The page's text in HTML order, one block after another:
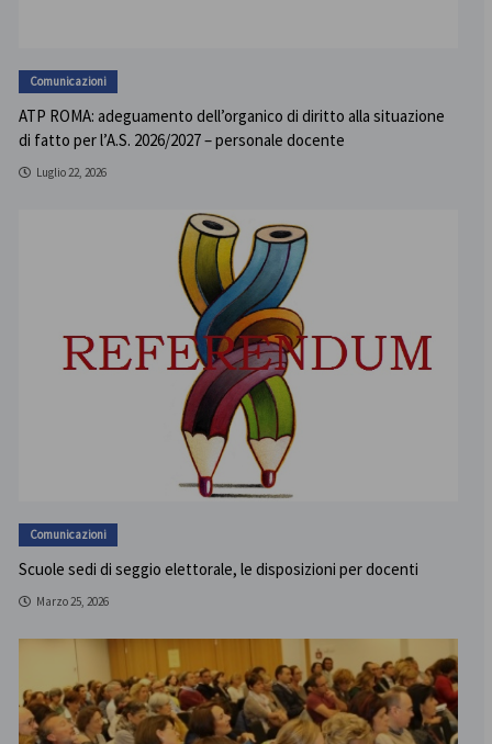
Comunicazioni
ATP ROMA: adeguamento dell’organico di diritto alla situazione
di fatto per l’A.S. 2026/2027 – personale docente
Luglio 22, 2026
Comunicazioni
Scuole sedi di seggio elettorale, le disposizioni per docenti
Marzo 25, 2026